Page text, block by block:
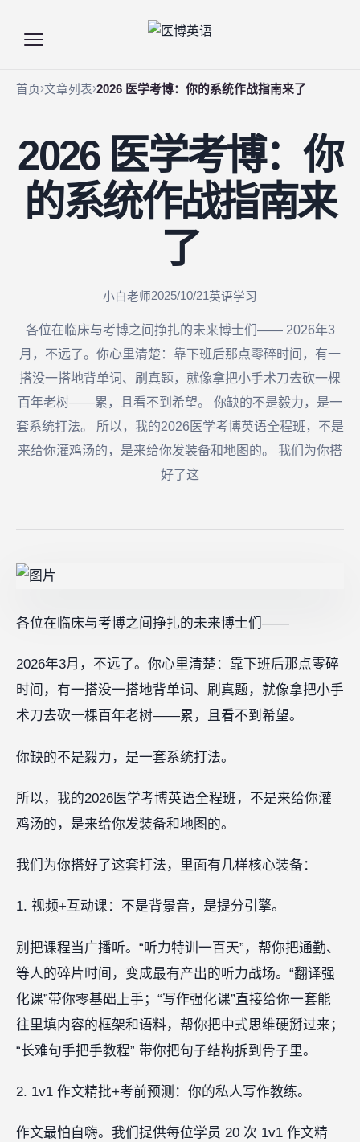
首页 文章列表 2026 医学考博：你的系统作战指南来了
2026 医学考博：你
的系统作战指南来
了
小白老师2025/10/21英语学习
各位在临床与考博之间挣扎的未来博士们—— 2026年3
月，不远了。你心里清楚：靠下班后那点零碎时间，有一
搭没一搭地背单词、刷真题，就像拿把小手术刀去砍一棵
百年老树——累，且看不到希望。 你缺的不是毅力，是一
套系统打法。 所以，我的2026医学考博英语全程班，不是
来给你灌鸡汤的，是来给你发装备和地图的。 我们为你搭
好了这
各位在临床与考博之间挣扎的未来博士们——
2026年3月，不远了。你心里清楚：靠下班后那点零碎
时间，有一搭没一搭地背单词、刷真题，就像拿把小手
术刀去砍一棵百年老树——累，且看不到希望。
你缺的不是毅力，是一套系统打法。
所以，我的2026医学考博英语全程班，不是来给你灌
鸡汤的，是来给你发装备和地图的。
我们为你搭好了这套打法，里面有几样核心装备：
1. 视频+互动课：不是背景音，是提分引擎。
别把课程当广播听。“听力特训一百天”，帮你把通勤、
等人的碎片时间，变成最有产出的听力战场。“翻译强
化课”带你零基础上手；“写作强化课”直接给你一套能
往里填内容的框架和语料，帮你把中式思维硬掰过来；
“长难句手把手教程” 带你把句子结构拆到骨子里。
2. 1v1 作文精批+考前预测：你的私人写作教练。
作文最怕自嗨。我们提供每位学员 20 次 1v1 作文精